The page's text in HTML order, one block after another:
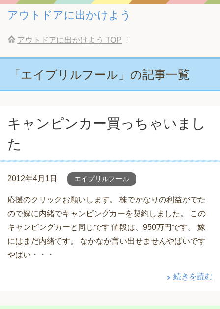
アウトドアに出かけよう
アウトドアに出かけよう TOP
「エイプリルフール」の記事一覧
キャンピンカー買っちゃいまし
た
2012年4月1日 エイプリルフール
応援のクリックお願いします。 株でかなりの利益がでた
ので嫁に内緒でキャンピングカーを契約しました。 この
キャンピングカーと同じです 値段は、950万円です。 嫁
にはまだ内緒です。 なかなか言い出せませんやばいです
やばい・・・
続きを読む